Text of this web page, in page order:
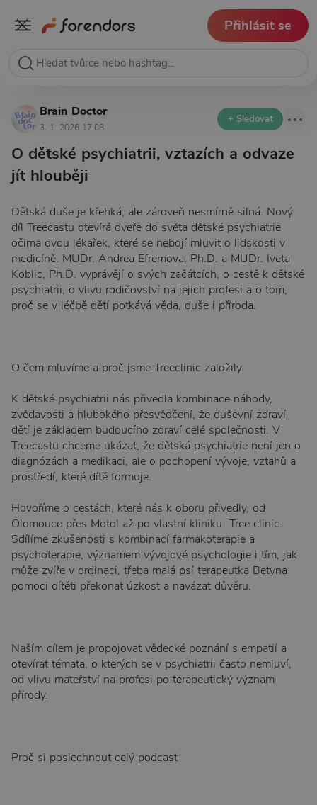
Přihlásit se
Brain Doctor
3. 1. 2026 17:08
+ Sledovat
O dětské psychiatrii, vztazích a odvaze
jít hlouběji
Dětská duše je křehká, ale zároveň nesmírně silná. Nový
díl Treecastu otevírá dveře do světa dětské psychiatrie
očima dvou lékařek, které se nebojí mluvit o lidskosti v
medicíně. MUDr. Andrea Efremova, Ph.D. a MUDr. Iveta
Koblic, Ph.D. vyprávějí o svých začátcích, o cestě k dětské
psychiatrii, o vlivu rodičovství na jejich profesi a o tom,
proč se v léčbě dětí potkává věda, duše i příroda.
O čem mluvíme a proč jsme Treeclinic založily
K dětské psychiatrii nás přivedla kombinace náhody,
zvědavosti a hlubokého přesvědčení, že duševní zdraví
dětí je základem budoucího zdraví celé společnosti. V
Treecastu chceme ukázat, že dětská psychiatrie není jen o
diagnózách a medikaci, ale o pochopení vývoje, vztahů a
prostředí, které dítě formuje.
Hovoříme o cestách, které nás k oboru přivedly, od
Olomouce přes Motol až po vlastní kliniku Tree clinic.
Sdílíme zkušenosti s kombinací farmakoterapie a
psychoterapie, významem vývojové psychologie i tím, jak
může zvíře v ordinaci, třeba malá psí terapeutka Betyna
pomoci dítěti překonat úzkost a navázat důvěru.
Naším cílem je propojovat vědecké poznání s empatií a
otevírat témata, o kterých se v psychiatrii často nemluví,
od vlivu mateřství na profesi po terapeutický význam
přírody.
Proč si poslechnout celý podcast